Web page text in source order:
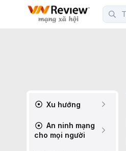
Xu hướng
An ninh mạng
cho mọi người